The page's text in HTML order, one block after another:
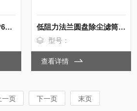
脉冲三耳除尘滤筒350*660mm折叠式 低阻力法兰圆盘除尘滤筒350*900东丽覆膜
型号：
查看详情
一页 下一页 末页